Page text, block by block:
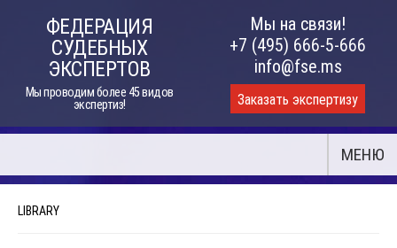
ФЕДЕРАЦИЯ
СУДЕБНЫХ
ЭКСПЕРТОВ
Мы проводим более 45 видов
экспертиз!
Мы на связи!
+7 (495) 666-5-666
info@fse.ms
Заказать экспертизу
МЕНЮ
LIBRARY